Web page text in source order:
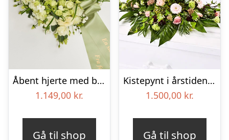
Åbent hjerte med bånd – Floristens kreative valg
1.149,00 kr.
Gå til shop
Kistepynt i årstidens blomster – Blomster til begravelse
1.500,00 kr.
Gå til shop